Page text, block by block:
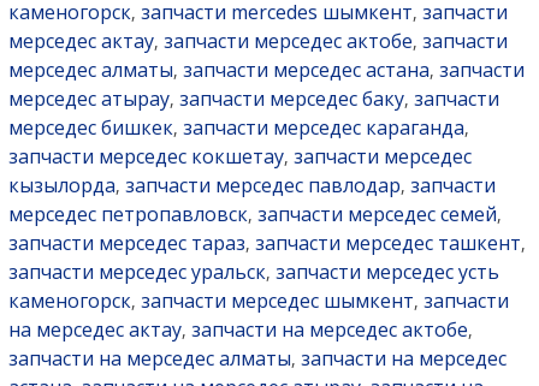
каменогорск, запчасти mercedes шымкент, запчасти
мерседес актау, запчасти мерседес актобе, запчасти
мерседес алматы, запчасти мерседес астана, запчасти
мерседес атырау, запчасти мерседес баку, запчасти
мерседес бишкек, запчасти мерседес караганда,
запчасти мерседес кокшетау, запчасти мерседес
кызылорда, запчасти мерседес павлодар, запчасти
мерседес петропавловск, запчасти мерседес семей,
запчасти мерседес тараз, запчасти мерседес ташкент,
запчасти мерседес уральск, запчасти мерседес усть
каменогорск, запчасти мерседес шымкент, запчасти
на мерседес актау, запчасти на мерседес актобе,
запчасти на мерседес алматы, запчасти на мерседес